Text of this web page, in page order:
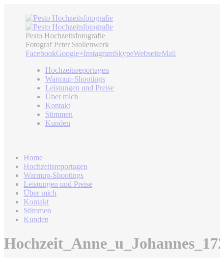
Pesto Hochzeitsfotografie
Fotograf Peter Stollenwerk
FacebookGoogle+InstagramSkypeWebseiteMail
Hochzeitsreportagen
Warmup-Shootings
Leistungen und Preise
Über mich
Kontakt
Stimmen
Kunden
Home
Hochzeitsreportagen
Warmup-Shootings
Leistungen und Preise
Über mich
Kontakt
Stimmen
Kunden